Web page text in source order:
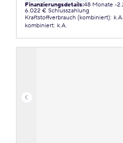
Finanzierungsdetails:48 Monate
6.022 € Schlusszahlung
Kraftstoffverbrauch (kombiniert): k.A.
kombiniert: k.A.